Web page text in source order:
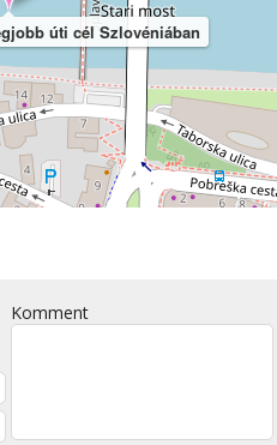
úti cél Szlovéniában
Komment